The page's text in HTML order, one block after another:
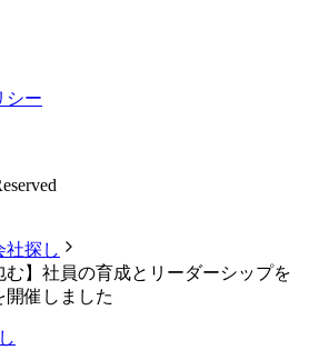
シー
社探し
む】社員の育成とリーダーシップを
開催しました